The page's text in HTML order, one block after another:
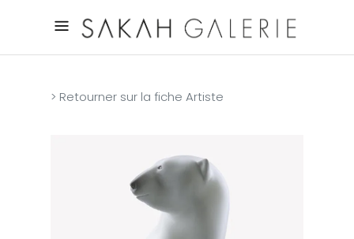
> Retourner sur la fiche Artiste